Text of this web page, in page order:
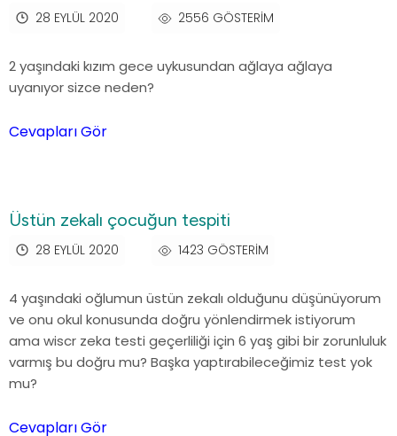
28 EYLÜL 2020 2556 GÖSTERIM
2 yaşındaki kızım gece uykusundan ağlaya ağlaya
uyanıyor sizce neden?
Cevapları Gör
Üstün zekalı çocuğun tespiti
28 EYLÜL 2020 1423 GÖSTERIM
4 yaşındaki oğlumun üstün zekalı olduğunu düşünüyorum
ve onu okul konusunda doğru yönlendirmek istiyorum
ama wiscr zeka testi geçerliliği için 6 yaş gibi bir zorunluluk
varmış bu doğru mu? Başka yaptırabileceğimiz test yok
mu?
Cevapları Gör